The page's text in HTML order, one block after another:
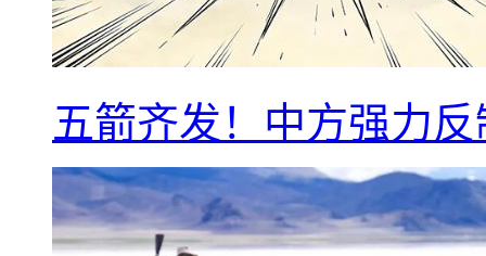
五箭齐发！中方强力